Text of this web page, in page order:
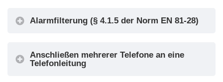
Alarmfilterung (§ 4.1.5 der Norm EN 81-28)
Anschließen mehrerer Telefone an eine
Telefonleitung